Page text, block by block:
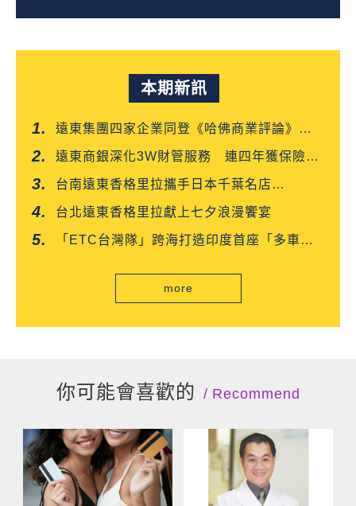
本期新訊
遠東集團四家企業同登《哈佛商業評論》
「台灣企業領袖100強」
遠東商銀深化3W財管服務 連四年獲保險信
望愛雙獎肯定
台南遠東香格里拉攜手日本千葉名店
「CROISSANT」 得獎可頌搶先上市
台北遠東香格里拉獻上七夕浪漫饗宴
「ETC台灣隊」跨海打造印度首座「多車道
more
你可能會喜歡的 Recommend